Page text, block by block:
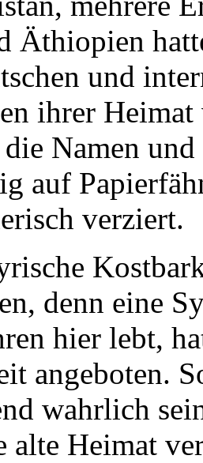
Äthiopien
und
ihrer
Namen
auf
verziert.
denn eine
hier lebt,
angeboten.
wahrlich
alte Heimat